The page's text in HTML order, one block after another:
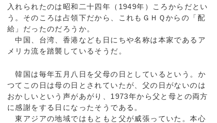
入れられたのは昭和二十四年（1949年）ころからだとい
う。そのころは占領下だから、これもＧＨＱからの「配
給」だったのだろうか。
中国、台湾、香港なども日にちや名称は本家であるア
メリカ流を踏襲しているそうだ。
韓国は毎年五月八日を父母の日としているという。か
つてこの日は母の日とされていたが、父の日がないのは
おかしいという声があがり、1973年から父と母との両方
に感謝をする日になったそうである。
東アジアの地域ではもともと父が威張っていた。本心